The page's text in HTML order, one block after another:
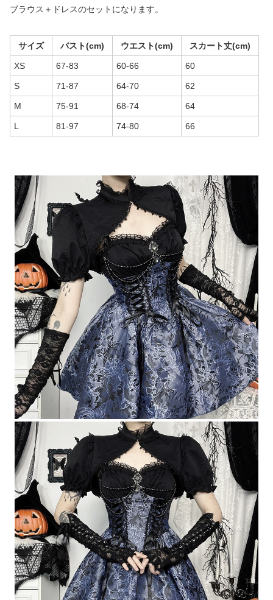
ブラウス＋ドレスのセットになります。
サイズ バスト(cm) ウエスト(cm) スカート丈(cm)
XS 67-83 60-66 60
S 71-87 64-70 62
M 75-91 68-74 64
L 81-97 74-80 66